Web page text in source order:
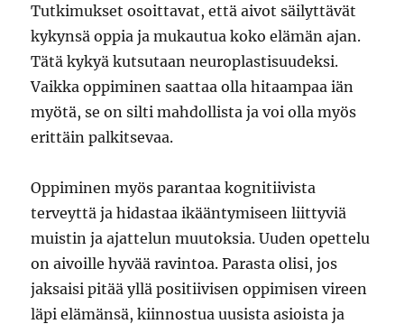
Tutkimukset osoittavat, että aivot säilyttävät
kykynsä oppia ja mukautua koko elämän ajan.
Tätä kykyä kutsutaan neuroplastisuudeksi.
Vaikka oppiminen saattaa olla hitaampaa iän
myötä, se on silti mahdollista ja voi olla myös
erittäin palkitsevaa.
Oppiminen myös parantaa kognitiivista
terveyttä ja hidastaa ikääntymiseen liittyviä
muistin ja ajattelun muutoksia. Uuden opettelu
on aivoille hyvää ravintoa. Parasta olisi, jos
jaksaisi pitää yllä positiivisen oppimisen vireen
läpi elämänsä, kiinnostua uusista asioista ja